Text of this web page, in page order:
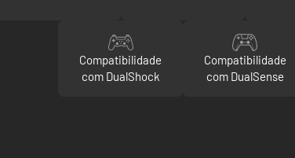
Compatibilidade
com DualShock
Compatibilidade
com DualSense